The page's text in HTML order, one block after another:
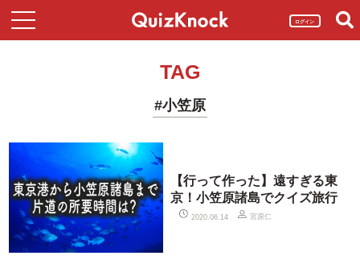
ログイン
TAG
#小笠原
【行って作った】遠すぎる東
京！小笠原諸島でクイズ旅行
2020.06.14 宮原仁